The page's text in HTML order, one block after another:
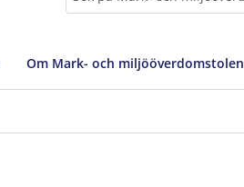
Om Mark- och miljööverdomstolen